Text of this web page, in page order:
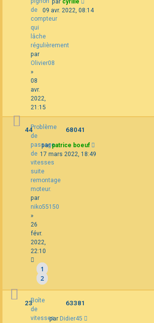
de
compteur
qui
lâche
régulièrement
par
Olivier08
»
08
avr.
2022,
21:15
09 avr. 2022, 08:14
Problème
de
passage
de
vitesses
suite
remontage
moteur.
par
niko55150
»
26
févr.
2022,
22:10
1
2
44 68041
parpatrice boeuf
17 mars 2022, 18:49
Boîte
de
vitesses
23 63381
par Didier45